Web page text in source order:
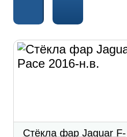
Стёкла фар Jaguar F-